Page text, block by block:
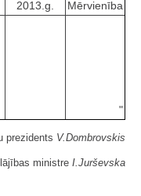
2013.g.
Mērvienība
"
prezidents V.Dombrovskis
ministre I.Jurševska